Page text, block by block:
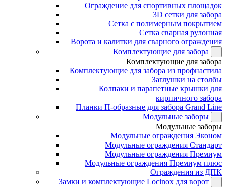
Ограждение для спортивных площадок
3D сетки для забора
Сетка с полимерным покрытием
Сетка сварная рулонная
Ворота и калитки для сварного ограждения
Комплектующие для забора
Комплектующие для забора
Комплектующие для забора из профнастила
Заглушки на столбы
Колпаки и парапетные крышки для
кирпичного забора
Планки П-образные для забора Grand Line
Модульные заборы
Модульные заборы
Модульные ограждения Эконом
Модульные ограждения Стандарт
Модульные ограждения Премиум
Модульные ограждения Премиум плюс
Ограждения из ДПК
Замки и комплектующие Locinox для ворот